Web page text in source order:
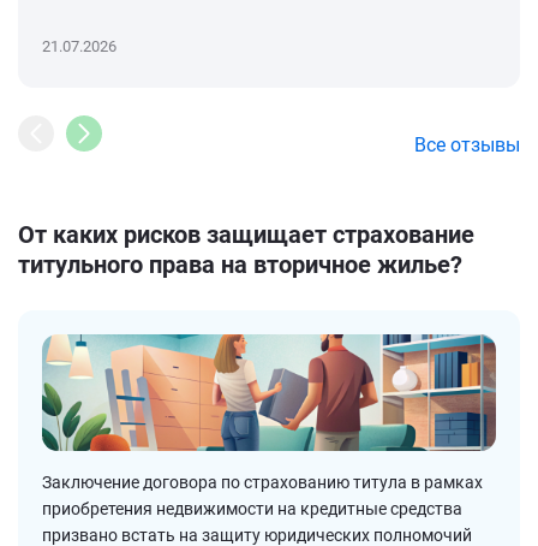
21.07.2026
Все отзывы
От каких рисков защищает страхование
титульного права на вторичное жилье?
Заключение договора по страхованию титула в рамках
приобретения недвижимости на кредитные средства
призвано встать на защиту юридических полномочий